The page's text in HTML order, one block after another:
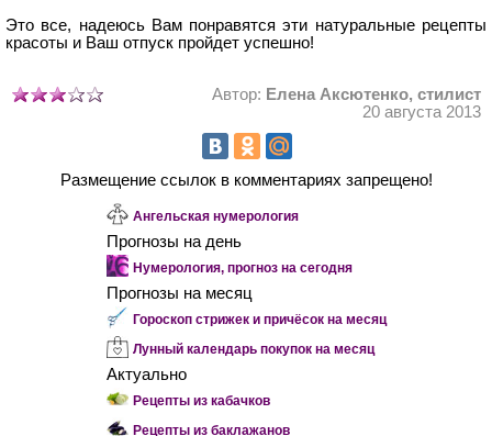
Это все, надеюсь Вам понравятся эти натуральные рецепты
красоты и Ваш отпуск пройдет успешно!
Автор: Елена Аксютенко, стилист
20 августа 2013
Размещение ссылок в комментариях запрещено!
Ангельская нумерология
Прогнозы на день
Нумерология, прогноз на сегодня
Прогнозы на месяц
Гороскоп стрижек и причёсок на месяц
Лунный календарь покупок на месяц
Актуально
Рецепты из кабачков
Рецепты из баклажанов